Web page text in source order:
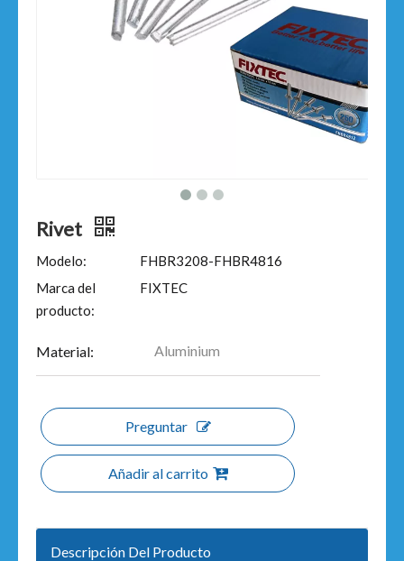
Rivet
Modelo:
FHBR3208-FHBR4816
Marca del
producto:
FIXTEC
Material: Aluminium
Preguntar
Añadir al carrito
Descripción Del Producto